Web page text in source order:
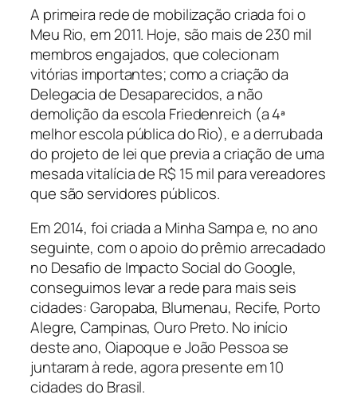
A primeira rede de mobilização criada foi o
Meu Rio, em 2011. Hoje, são mais de 230 mil
membros engajados, que colecionam
vitórias importantes; como a criação da
Delegacia de Desaparecidos, a não
demolição da escola Friedenreich (a 4ª
melhor escola pública do Rio), e a derrubada
do projeto de lei que previa a criação de uma
mesada vitalícia de R$ 15 mil para vereadores
que são servidores públicos.
Em 2014, foi criada a Minha Sampa e, no ano
seguinte, com o apoio do prêmio arrecadado
no Desafio de Impacto Social do Google,
conseguimos levar a rede para mais seis
cidades: Garopaba, Blumenau, Recife, Porto
Alegre, Campinas, Ouro Preto. No início
deste ano, Oiapoque e João Pessoa se
juntaram à rede, agora presente em 10
cidades do Brasil.